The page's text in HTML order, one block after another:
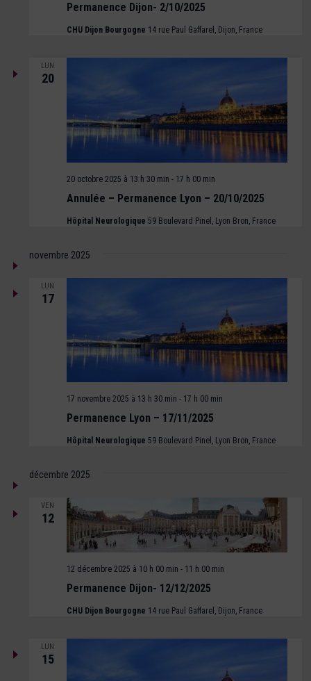
Permanence Dijon- 2/10/2025
CHU Dijon Bourgogne 14 rue Paul Gaffarel, Dijon, France
LUN
20
Annulée – Permanence Lyon – 20/10/2025
20 octobre 2025 à 13 h 30 min - 17 h 00 min
Hôpital Neurologique 59 Boulevard Pinel, Lyon Bron, France
novembre 2025
LUN
17
Permanence Lyon – 17/11/2025
17 novembre 2025 à 13 h 30 min - 17 h 00 min
Hôpital Neurologique 59 Boulevard Pinel, Lyon Bron, France
décembre 2025
VEN
12
Permanence Dijon- 12/12/2025
12 décembre 2025 à 10 h 00 min - 11 h 00 min
CHU Dijon Bourgogne 14 rue Paul Gaffarel, Dijon, France
LUN
15